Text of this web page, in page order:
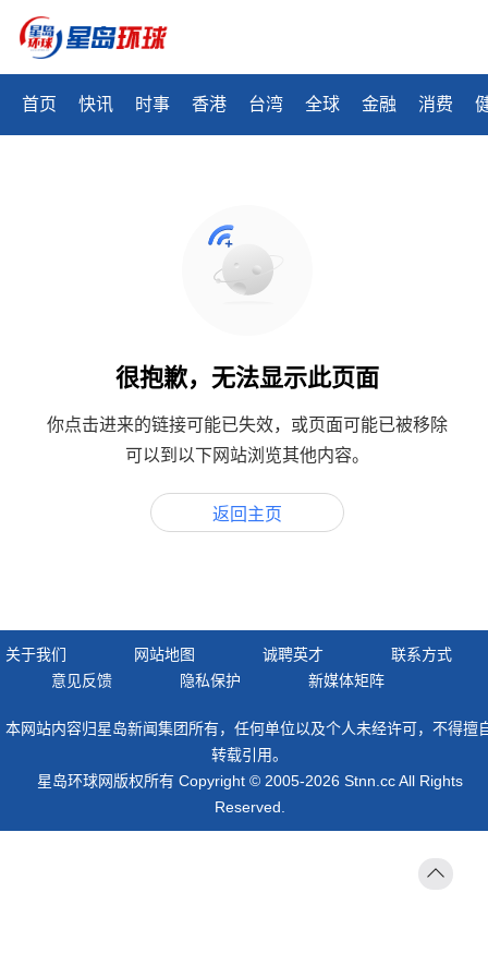
首页 快讯 时事 香港 台湾 全球 金融 消费
很抱歉，无法显示此页面
你点击进来的链接可能已失效，或页面可能已被移除
可以到以下网站浏览其他内容。
返回主页
关于我们 网站地图 诚聘英才
联系方式
意见反馈
隐私保护 新媒体矩阵
本网站内容归星岛新闻集团所有，任何单位以及个人未经许可，不得擅
转载引用。
星岛环球网版权所有 Copyright © 2005-2026 Stnn.cc All Rights
Reserved.